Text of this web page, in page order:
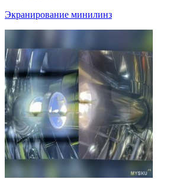
Экранирование минилинз